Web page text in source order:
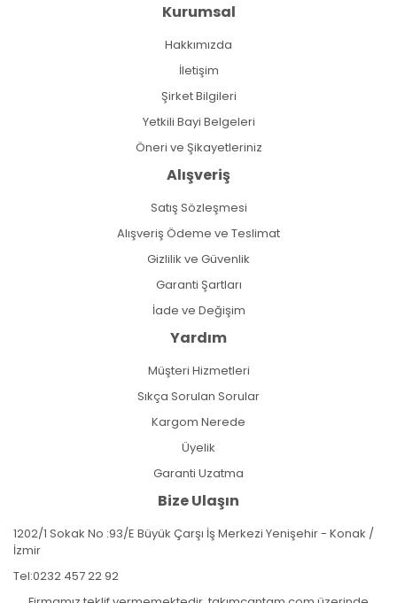
Kurumsal
Hakkımızda
İletişim
Şirket Bilgileri
Yetkili Bayi Belgeleri
Öneri ve Şikayetleriniz
Alışveriş
Satış Sözleşmesi
Alışveriş Ödeme ve Teslimat
Gizlilik ve Güvenlik
Garanti Şartları
İade ve Değişim
Yardım
Müşteri Hizmetleri
Sıkça Sorulan Sorular
Kargom Nerede
Üyelik
Garanti Uzatma
Bize Ulaşın
1202/1 Sokak No :93/E Büyük Çarşı İş Merkezi Yenişehir - Konak /
İzmir
Tel:0232 457 22 92